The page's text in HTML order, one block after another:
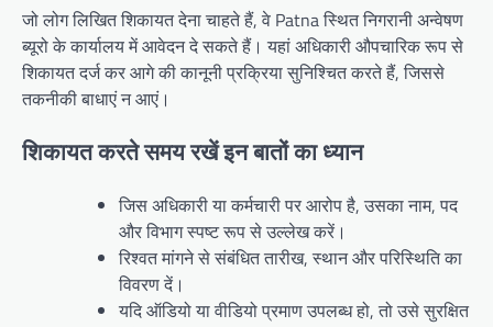
जो लोग लिखित शिकायत देना चाहते हैं, वे Patna स्थित निगरानी अन्वेषण
ब्यूरो के कार्यालय में आवेदन दे सकते हैं। यहां अधिकारी औपचारिक रूप से
शिकायत दर्ज कर आगे की कानूनी प्रक्रिया सुनिश्चित करते हैं, जिससे
तकनीकी बाधाएं न आएं।
शिकायत करते समय रखें इन बातों का ध्यान
जिस अधिकारी या कर्मचारी पर आरोप है, उसका नाम, पद
और विभाग स्पष्ट रूप से उल्लेख करें।
रिश्वत मांगने से संबंधित तारीख, स्थान और परिस्थिति का
विवरण दें।
यदि ऑडियो या वीडियो प्रमाण उपलब्ध हो, तो उसे सुरक्षित